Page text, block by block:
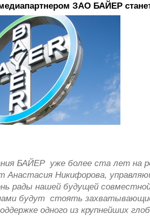
ЗАО БАЙЕР
БАЙЕР уже более ста лет на
Анастасия Никифорова,
рады нашей будущей
будут стоять
одного из крупнейших